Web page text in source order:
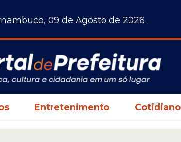
09 de Agosto de 2026
Entretenimento Cotidiano